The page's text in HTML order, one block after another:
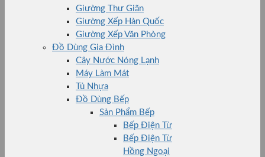
Giường Thư Giãn
Giường Xếp Hàn Quốc
Giường Xếp Văn Phòng
Đồ Dùng Gia Đình
Cây Nước Nóng Lạnh
Máy Làm Mát
Tủ Nhựa
Đồ Dùng Bếp
Sản Phẩm Bếp
Bếp Điện Từ
Bếp Điện Từ
Hồng Ngoại